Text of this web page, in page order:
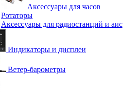
Аксессуары для часов
Ротаторы
Аксессуары для радиостанций и аис
Индикаторы и дисплеи
Ветер-барометры